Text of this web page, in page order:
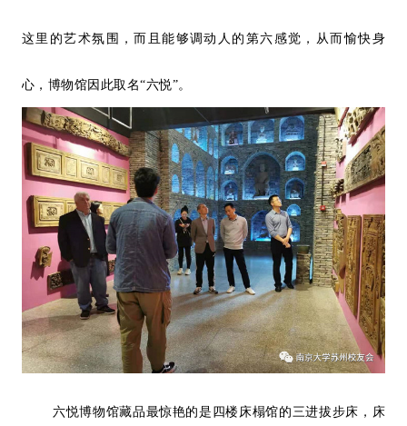
这里的艺术氛围，而且能够调动人的 第六感觉 ，从而愉快身
心，博物馆因此取名“六悦”。
六悦博物馆藏品最惊艳的是四楼床榻馆的三进拔步床，床